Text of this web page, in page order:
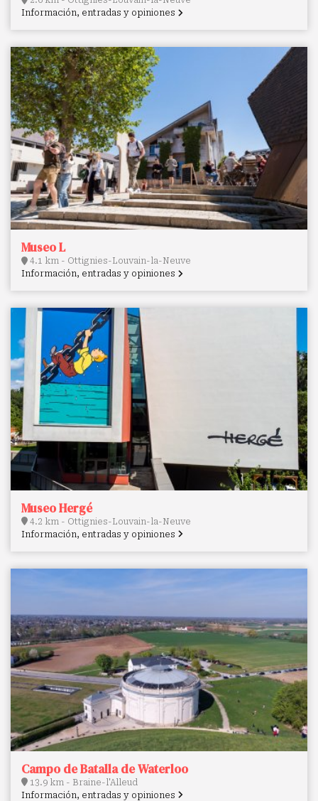
Información, entradas y opiniones
Museo L
4.1 km - Ottignies-Louvain-la-Neuve
Información, entradas y opiniones
Museo Hergé
4.2 km - Ottignies-Louvain-la-Neuve
Información, entradas y opiniones
Campo de Batalla de Waterloo
13.9 km - Braine-l'Alleud
Información, entradas y opiniones